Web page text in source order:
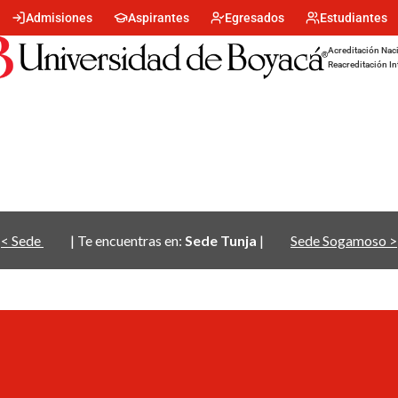
Menu
encabezado
-
Centro
Admisiones Aspirantes Egresados Estudiantes
Acreditación
Reacreditación
< Sede | Te encuentras en: Sede Tunja | Sede Sogamoso >